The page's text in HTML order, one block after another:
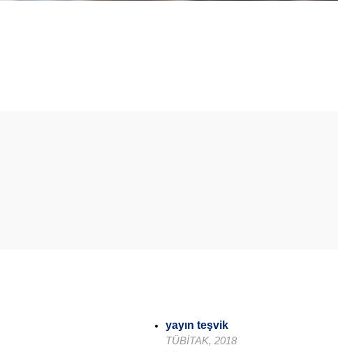
yayın teşvik
TÜBİTAK, 2018